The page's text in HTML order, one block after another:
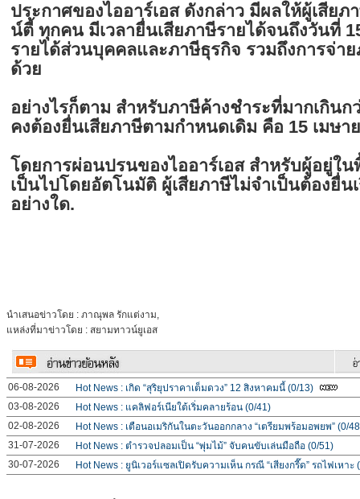
ประกาศของไออาร์เอส ดังกล่าว มีผลให้ผู้เสียภ
น์ตี้ ทุกคน มีเวลายื่นเสียภาษีรายได้จนถึงวันที่
รายได้ส่วนบุคคลและภาษีธุรกิจ รวมถึงการจ่า
ด้วย
อย่างไรก็ตาม สำหรับภาษีค้างชำระที่มากเกิน
คงต้องยื่นเสียภาษีตามกำหนดเดิม คือ 15 เมษา
โดยการผ่อนปรนของไออาร์เอส สำหรับผู้อยู่ใ
เป็นไปโดยอัตโนมัติ ผู้เสียภาษีไม่จำเป็นต้องยื่น
อย่างใด.
นำเสนอข่าวโดย : ภาณุพล รักแต่งาม,
แหล่งที่มาข่าวโดย : สยามทาวน์ยูเอส
06-08-2026
Hot News : เกิด “สุริยุปราคาเต็มดวง” 12 สิงหาคมนี้ (0/13)
03-08-2026
Hot News : แคลิฟอร์เนียใต้เริ่มคลายร้อน (0/41)
02-08-2026
Hot News : เตือนอเมริกันในตะวันออกกลาง “เตรียมพร้อมอพยพ” (0/
31-07-2026
Hot News : ตำรวจปลอมเป็น “พุ่มไม้” จับคนขับเล่นมือถือ (0/51)
30-07-2026
Hot News : ยูนิเวอร์แซลเปิดรับความเห็น กรณี “เสียงกรี๊ด” รถไฟเหาะ